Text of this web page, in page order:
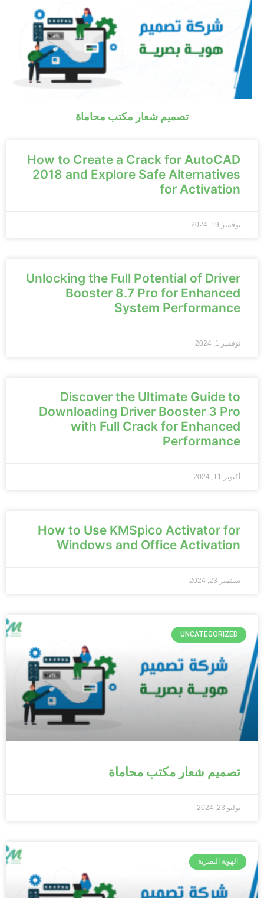
تصميم شعار مكتب محاماة
How to Create a Crack for AutoCAD
2018 and Explore Safe Alternatives
for Activation
نوفمبر 19, 2024
Unlocking the Full Potential of Driver
Booster 8.7 Pro for Enhanced
System Performance
نوفمبر 1, 2024
Discover the Ultimate Guide to
Downloading Driver Booster 3 Pro
with Full Crack for Enhanced
Performance
أكتوبر 11, 2024
How to Use KMSpico Activator for
Windows and Office Activation
سبتمبر 23, 2024
UNCATEGORIZED
تصميم شعار مكتب محاماة
يوليو 23, 2024
الهوية البصرية